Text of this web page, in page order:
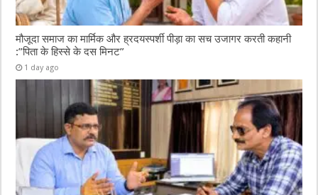
मौजूदा समाज का मार्मिक और ह्रदयस्पर्शी पीड़ा का सच उजागर करती कहानी
:”पिता के हिस्से के दस मिनट”
1 day ago